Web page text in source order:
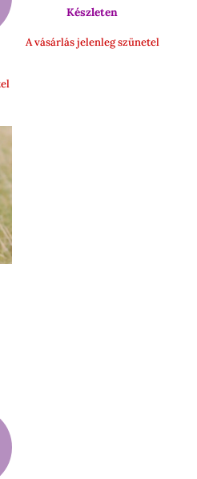
Készleten
A vásárlás jelenleg szünetel
Ft